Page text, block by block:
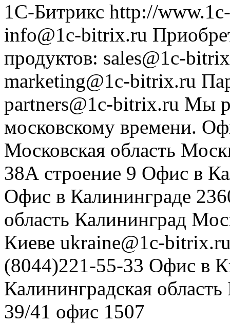
1С-Битрикс http://
info@1c-bitrix.ru
продуктов: sales@1c-
marketing@1c-bitrix.ru
partners@1c-bitrix.ru Мы
московскому времени.
Московская область
38А строение 9 Офис в
Офис в Калининграде
область Калининград
Киеве ukraine@1c-
(8044)221-55-33 Офис в
Калининградская область
39/41 офис 1507